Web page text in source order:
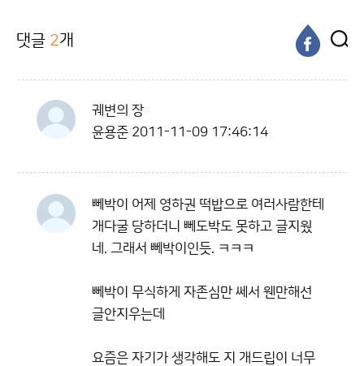
댓글 2개
궤변의 장
윤용준 2011-11-09 17:46:14
뻬박이 어제 영하권 떡밥으로 여러사람한테
개다굴 당하더니 뻬도박도 못하고 글지웠
네. 그래서 뻬박이인듯. ㅋㅋㅋ
뻬박이 무식하게 자존심만 쎄서 웬만해선
글안지우는데
요즘은 자기가 생각해도 지 개드립이 너무